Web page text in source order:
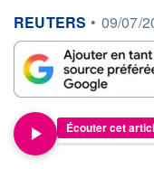
information fournie
REUTERS • 09/07/
Écouter cet